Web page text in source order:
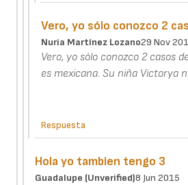
Vero, yo sólo conozco 2
Nuria Martínez Lozano29 Nov
Vero, yo sólo conozco 2 casos
es mexicana. Su niña Victorya
Respuesta
Hola yo tambien tengo 3
Guadalupe (unverified)8 Jun 2015